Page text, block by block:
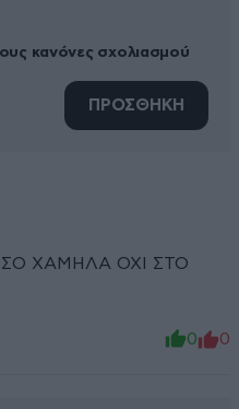
κανόνες σχολιασμού
ΠΡΟΣΘΗΚΗ
ΧΑΜΗΛΑ ΟΧΙ ΣΤΟ
0 0